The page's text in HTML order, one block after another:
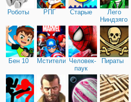
Роботы РПГ Старые
Лего
Ниндзяго
Бен 10 Мстители Человек-
паук
Пираты